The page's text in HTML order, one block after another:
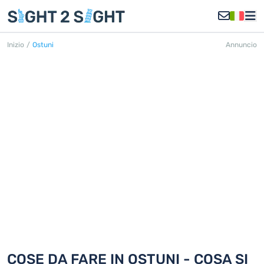
Inizio / Ostuni Annuncio
COSE DA FARE IN OSTUNI - COSA SI